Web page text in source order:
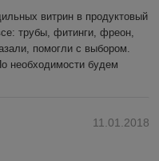
витрин в продуктовый
трубы, фитинги, фреон,
помогли с выбором.
необходимости будем
11.01.2018